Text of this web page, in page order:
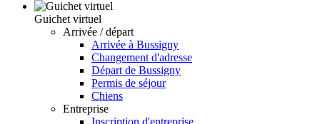
Guichet virtuel
Arrivée / départ
Arrivée à Bussigny
Changement d'adresse
Départ de Bussigny
Permis de séjour
Chiens
Entreprise
Inscription d'entreprise